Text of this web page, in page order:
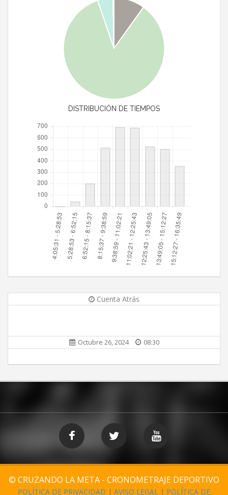
DISTRIBUCIÓN DE TIEMPOS
Cuenta Atrás
Octubre 26, 2024 08:30
© CRUZANDO LA META - CRONOMETRAJE DEPORTIVO
POLÍTICA DE PRIVACIDAD | AVISO LEGAL | POLÍTICA DE